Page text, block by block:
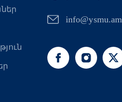
info@ysmu.am